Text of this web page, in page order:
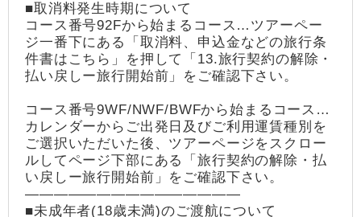
■取消料発生時期について
コース番号92Fから始まるコース…ツアーペー
ジ一番下にある「取消料、申込金などの旅行条
件書はこちら」を押して「13.旅行契約の解除・
払い戻しー旅行開始前」をご確認下さい。
コース番号9WF/NWF/BWFから始まるコース…
カレンダーからご出発日及びご利用運賃種別を
ご選択いただいた後、ツアーページをスクロー
ルしてページ下部にある「旅行契約の解除・払
い戻しー旅行開始前」をご確認下さい。
―――――――――――――――
■未成年者(18歳未満)のご渡航について